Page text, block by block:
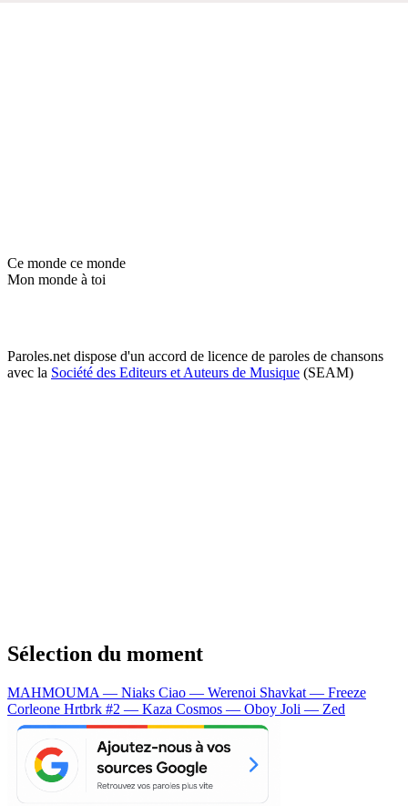
Ce monde ce monde
Mon monde à toi
Paroles.net dispose d'un accord de licence de paroles de chansons
avec la Société des Editeurs et Auteurs de Musique (SEAM)
Sélection du moment
MAHMOUMA — Niaks Ciao — Werenoi Shavkat — Freeze
Corleone Hrtbrk #2 — Kaza Cosmos — Oboy Joli — Zed